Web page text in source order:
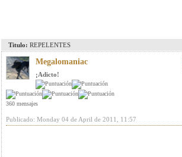
Titulo: REPELENTES
Megalomaniac
¡Adicto!
360 mensajes
Publicado: Monday 04 de April de 2011, 11:57